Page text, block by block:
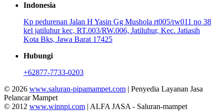
Indonesia
Kp pedurenan Jalan H Yasin Gg Mushola rt005/rw011 no 38
kel jatiluhur kec, RT.003/RW.006, Jatiluhur, Kec. Jatiasih
Kota Bks, Jawa Barat 17425
Hubungi
+62877-7733-0203
© 2026 www.saluran-pipamampet.com | Penyedia Layanan Jasa
Pelancar Mampet
© 2012 www.winnpi.com | ALFA JASA - Saluran-mampet